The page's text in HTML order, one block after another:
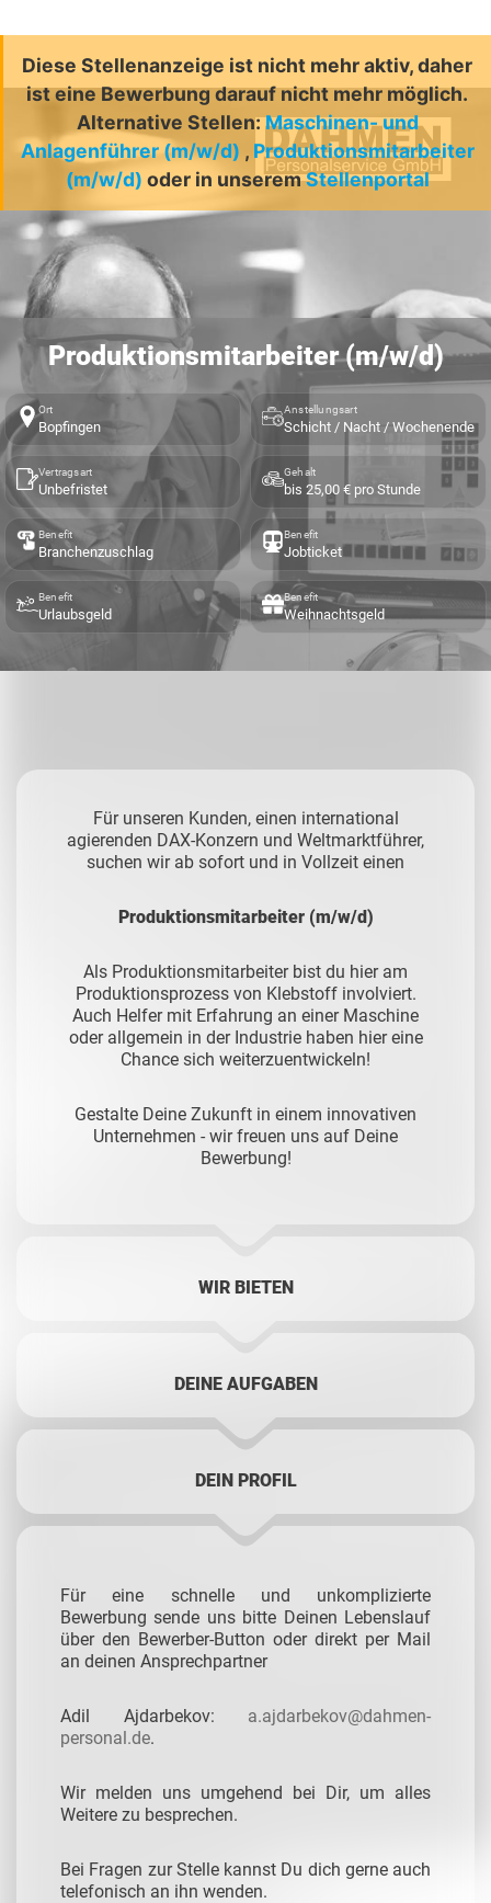
Diese Stellenanzeige ist nicht mehr aktiv, daher
ist eine Bewerbung darauf nicht mehr möglich.
Alternative Stellen:Maschinen- und
Anlagenführer (m/w/d) , Produktionsmitarbeiter
(m/w/d) oder in unseremStellenportal
Produktionsmitarbeiter (m/w/d)
Ort
Bopfingen
Anstellungsart
Schicht / Nacht / Wochenende
Vertragsart
Unbefristet
Gehalt
bis 25,00 € pro Stunde
Benefit
Branchenzuschlag
Benefit
Jobticket
Benefit
Urlaubsgeld
Benefit
Weihnachtsgeld
Für unseren Kunden, einen international
agierenden DAX-Konzern und Weltmarktführer,
suchen wir ab sofort und in Vollzeit einen
Produktionsmitarbeiter (m/w/d)
Als Produktionsmitarbeiter bist du hier am
Produktionsprozess von Klebstoff involviert.
Auch Helfer mit Erfahrung an einer Maschine
oder allgemein in der Industrie haben hier eine
Chance sich weiterzuentwickeln!
Gestalte Deine Zukunft in einem innovativen
Unternehmen - wir freuen uns auf Deine
Bewerbung!
WIR BIETEN
DEINE AUFGABEN
DEIN PROFIL
Für eine schnelle und unkomplizierte
Bewerbung sende uns bitte Deinen Lebenslauf
über den Bewerber-Button oder direkt per Mail
an deinen Ansprechpartner
Adil Ajdarbekov: a.ajdarbekov@dahmen-
personal.de.
Wir melden uns umgehend bei Dir, um alles
Weitere zu besprechen.
Bei Fragen zur Stelle kannst Du dich gerne auch
telefonisch an ihn wenden.